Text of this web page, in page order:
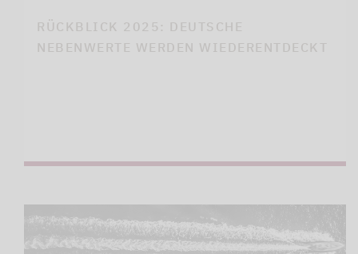
RÜCKBLICK 2025: DEUTSCHE
NEBENWERTE WERDEN WIEDERENTDECKT